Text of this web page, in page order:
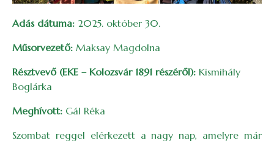
Adás dátuma: 2025. október 30.
Műsorvezető: Maksay Magdolna
Résztvevő (EKE – Kolozsvár 1891 részéről): Kismihály
Boglárka
Meghívott: Gál Réka
Szombat reggel elérkezett a nagy nap, amelyre már